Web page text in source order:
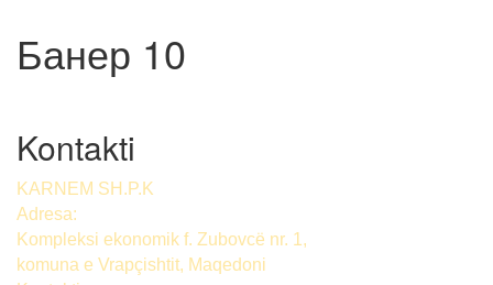
Банер 10
Kontakti
KARNEM SH.P.K
Adresa:
Kompleksi ekonomik f. Zubovcë nr. 1,
komuna е Vrapçishtit, Maqedoni